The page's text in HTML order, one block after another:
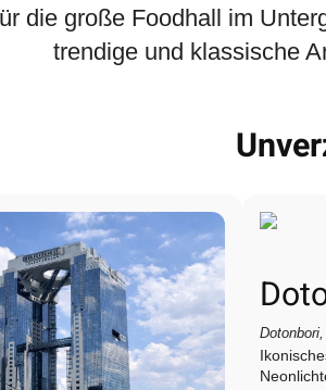
die große Foodhall im
trendige und klassische